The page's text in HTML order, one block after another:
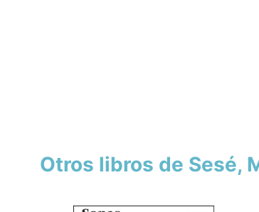
Otros libros de Sesé,